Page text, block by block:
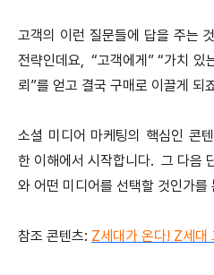
고객의 이런 질문들에 답을 주는
전략인데요, “고객에게” “가치 있
뢰”를 얻고 결국 구매로 이끌게 되
소셜 미디어 마케팅의 핵심인 콘
한 이해에서 시작합니다. 그 다음
와 어떤 미디어를 선택할 것인가를
참조 콘텐츠: Z세대가 온다! Z세대